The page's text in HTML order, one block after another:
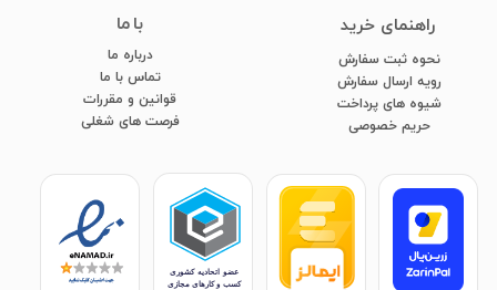
با ما
درباره ما
تماس با ما
قوانین و مقررات
فرصت های شغلی
​راهنمای خرید
نحوه ثبت سفارش
رویه ارسال سفارش
شیوه های پرداخت
​​​​​​​حریم خصوصی